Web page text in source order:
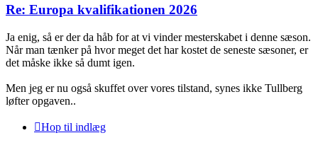
Re: Europa kvalifikationen 2026
Ja enig, så er der da håb for at vi vinder mesterskabet i denne sæson.
Når man tænker på hvor meget det har kostet de seneste sæsoner, er
det måske ikke så dumt igen.
Men jeg er nu også skuffet over vores tilstand, synes ikke Tullberg
løfter opgaven..
Hop til indlæg